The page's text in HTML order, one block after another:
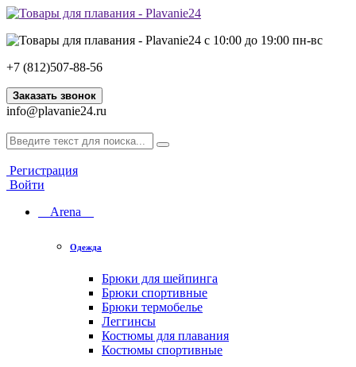
с 10:00 до 19:00 пн-вс
+7 (812)507-88-56
Заказать звонок
info@plavanie24.ru
Регистрация
Войти
Arena
Одежда
Брюки для шейпинга
Брюки спортивные
Брюки термобелье
Леггинсы
Костюмы для плавания
Костюмы спортивные